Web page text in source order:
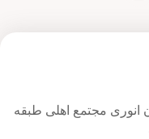
انوری مجتمع اهلی طبقه